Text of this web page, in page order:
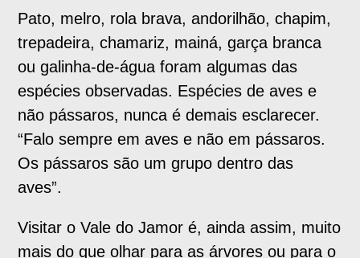
Pato, melro, rola brava, andorilhão, chapim,
trepadeira, chamariz, mainá, garça branca
ou galinha-de-água foram algumas das
espécies observadas. Espécies de aves e
não pássaros, nunca é demais esclarecer.
“Falo sempre em aves e não em pássaros.
Os pássaros são um grupo dentro das
aves”.
Visitar o Vale do Jamor é, ainda assim, muito
mais do que olhar para as árvores ou para o